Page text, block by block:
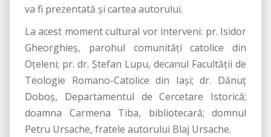
va fi prezentată şi cartea autorului.
La acest moment cultural vor interveni: pr. Isidor
Gheorghieş, parohul comunităţi catolice din
Oţeleni; pr. dr. Ştefan Lupu, decanul Facultăţii de
Teologie Romano-Catolice din Iaşi; dr. Dănuţ
Doboş, Departamentul de Cercetare Istorică;
doamna Carmena Tiba, bibliotecară; domnul
Petru Ursache, fratele autorului Blaj Ursache.